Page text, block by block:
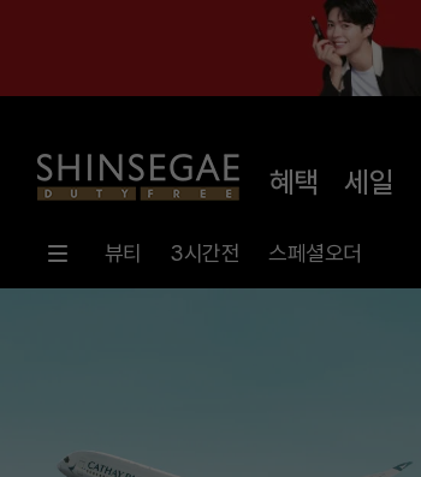
혜택 세일
뷰티 3시간전 스페셜오더